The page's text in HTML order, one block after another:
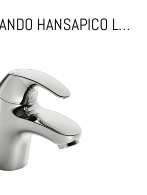
MONOCOMANDO HANSAPICO LAVABO CROMO